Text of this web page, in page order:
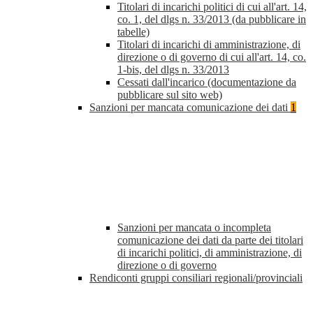
Titolari di incarichi politici di cui all'art. 14,
co. 1, del dlgs n. 33/2013 (da pubblicare in
tabelle)
Titolari di incarichi di amministrazione, di
direzione o di governo di cui all'art. 14, co.
1-bis, del dlgs n. 33/2013
Cessati dall'incarico (documentazione da
pubblicare sul sito web)
Sanzioni per mancata comunicazione dei dati 1
Sanzioni per mancata o incompleta
comunicazione dei dati da parte dei titolari
di incarichi politici, di amministrazione, di
direzione o di governo
Rendiconti gruppi consiliari regionali/provinciali